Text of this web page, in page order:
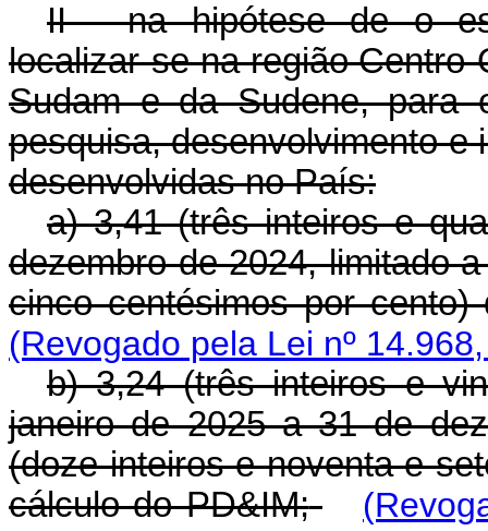
II - na hipótese de o
localizar-se na região
Sudam e da Sudene, para
pesquisa, desenvolvimento e
desenvolvidas no País:
a) 3,41 (três inteiros e
dezembro de 2024, limitado
cinco centésimos por
(Revogado pela Lei nº
b) 3,24 (três inteiros e
janeiro de 2025 a 31 de
(doze inteiros e noventa e
cálculo do PD&IM;